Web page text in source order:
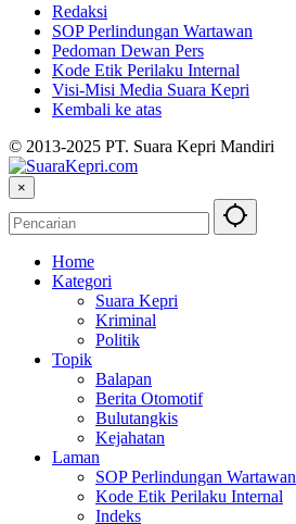
Redaksi
SOP Perlindungan Wartawan
Pedoman Dewan Pers
Kode Etik Perilaku Internal
Visi-Misi Media Suara Kepri
Kembali ke atas
© 2013-2025 PT. Suara Kepri Mandiri
×
Home
Kategori
Suara Kepri
Kriminal
Politik
Topik
Balapan
Berita Otomotif
Bulutangkis
Kejahatan
Laman
SOP Perlindungan Wartawan
Kode Etik Perilaku Internal
Indeks